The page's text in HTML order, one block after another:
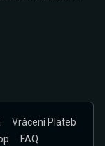
Vrácení Plateb
FAQ